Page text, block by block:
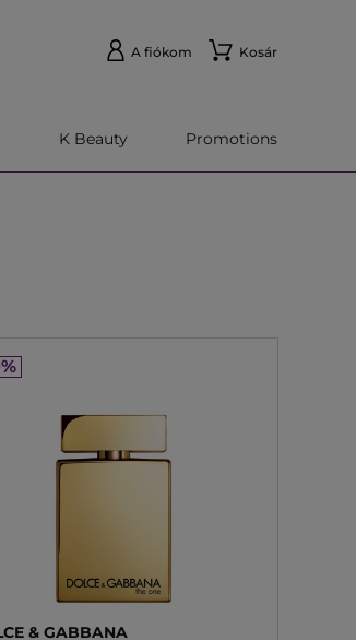
A fiókom Kosár
K Beauty Promotions
& GABBANA